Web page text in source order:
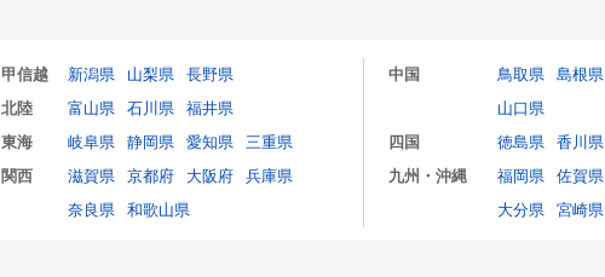
甲信越 新潟県 山梨県
長野県
北陸
富山県 石川県
福井県
東海
岐阜県 静岡県 愛知県
三重県
関西
滋賀県 京都府 大阪府
兵庫県
奈良県
和歌山県
中国 鳥取県 島根県
山口県
四国
徳島県 香川県
九州・沖縄
福岡県 佐賀県
大分県
宮崎県